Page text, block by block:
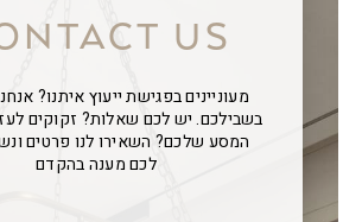
US
מעוניינים בפגישת ייעוץ איתנו?
בשבילכם. יש לכם שאלות? זקוקים
המסע שלכם? השאירו לנו פרטים
לכם מענה בהקדם